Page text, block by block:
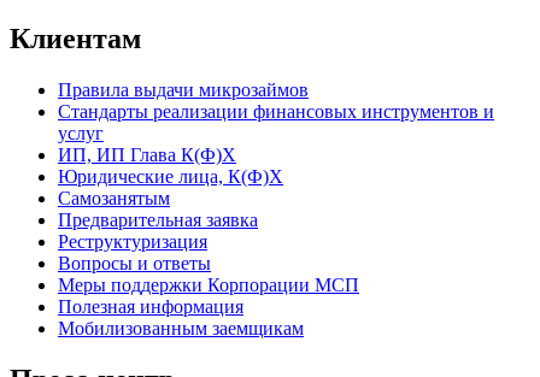
Клиентам
Правила выдачи микрозаймов
Стандарты реализации финансовых инструментов и
услуг
ИП, ИП Глава К(Ф)Х
Юридические лица, К(Ф)Х
Самозанятым
Предварительная заявка
Реструктуризация
Вопросы и ответы
Меры поддержки Корпорации МСП
Полезная информация
Мобилизованным заемщикам